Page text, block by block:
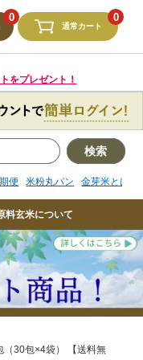
0
通常カート
0
をプレゼント！
検索
便 米粉丸パン 金芽米とは
便 米粉丸パン 金芽米とは
料玄米について
（30包×4袋） 【送料無